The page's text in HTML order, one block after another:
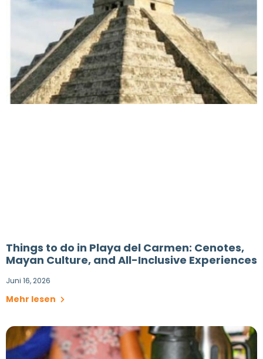
Things to do in Playa del Carmen: Cenotes,
Mayan Culture, and All-Inclusive Experiences
Juni 16, 2026
Mehr lesen